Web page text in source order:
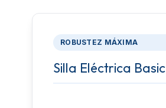
ROBUSTEZ MÁXIMA
Silla Eléctrica Basic